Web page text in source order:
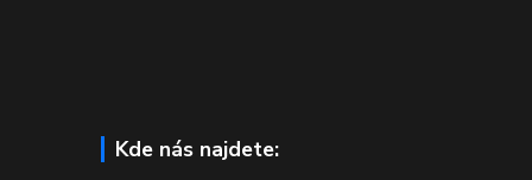
Kde nás najdete: